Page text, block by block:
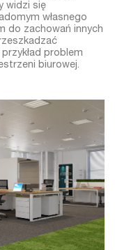
widzi się
własnego
do zachowań innych
problem
biurowej.